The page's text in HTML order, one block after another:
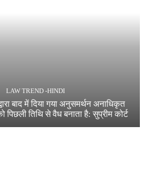
LAW TREND -HINDI
बाद में दिया गया अनुसमर्थन अनाधिकृत
पिछली तिथि से वैध बनाता है: सुप्रीम कोर्ट